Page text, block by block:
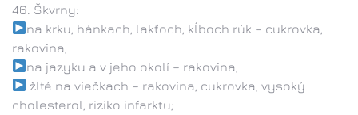
Škvrny:
na krku, hánkach, lakťoch, kĺboch rúk – cukrovka,
rakovina;
na jazyku a v jeho okolí – rakovina;
žlté na viečkach – rakovina, cukrovka, vysoký
cholesterol, riziko infarktu;